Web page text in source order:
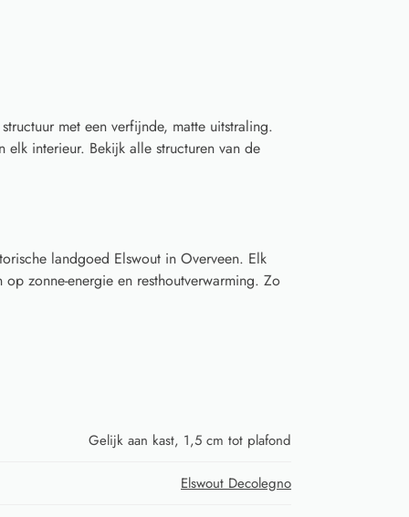
met een verfijnde, matte uitstraling.
interieur. Bekijk alle structuren van de
landgoed Elswout in Overveen. Elk
zonne-energie en resthoutverwarming. Zo
Gelijk aan kast, 1,5 cm tot plafond
Elswout Decolegno